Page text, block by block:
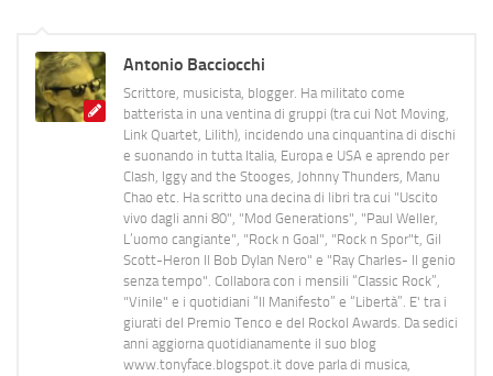
Antonio Bacciocchi
Scrittore, musicista, blogger. Ha militato come
batterista in una ventina di gruppi (tra cui Not Moving,
Link Quartet, Lilith), incidendo una cinquantina di dischi
e suonando in tutta Italia, Europa e USA e aprendo per
Clash, Iggy and the Stooges, Johnny Thunders, Manu
Chao etc. Ha scritto una decina di libri tra cui "Uscito
vivo dagli anni 80", "Mod Generations", "Paul Weller,
L’uomo cangiante", "Rock n Goal", "Rock n Spor"t, Gil
Scott-Heron Il Bob Dylan Nero" e "Ray Charles- Il genio
senza tempo". Collabora con i mensili “Classic Rock”,
"Vinile" e i quotidiani “Il Manifesto” e “Libertà”. E' tra i
giurati del Premio Tenco e del Rockol Awards. Da sedici
anni aggiorna quotidianamente il suo blog
www.tonyface.blogspot.it dove parla di musica,